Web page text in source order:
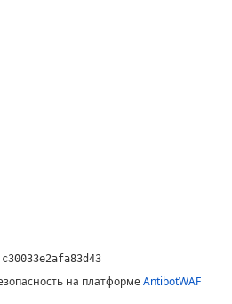
c30033e2afa83d43
на платформеAntibotWAF